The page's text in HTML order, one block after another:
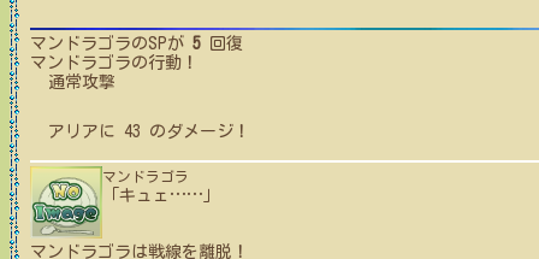
マンドラゴラのSPが 5 回復
マンドラゴラの行動！
通常攻撃
アリア に 43 のダメージ！
マンドラゴラ
「キュェ ……
マンドラゴラは戦線を離脱！